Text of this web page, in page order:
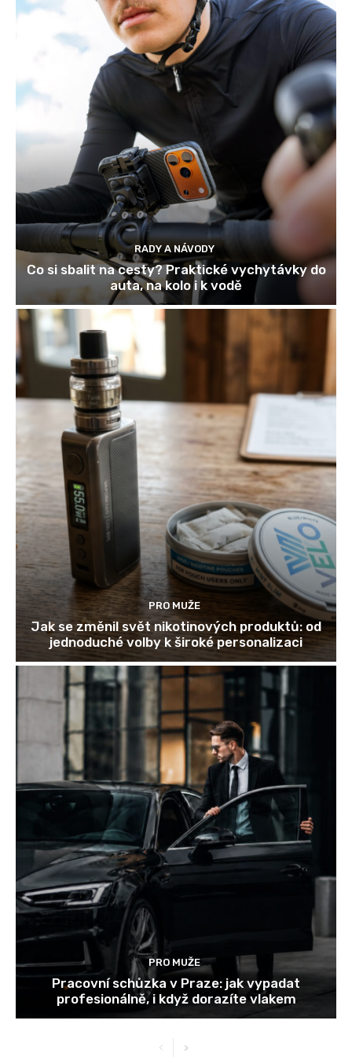
RADY A NÁVODY
Co si sbalit na cesty? Praktické vychytávky do
auta, na kolo i k vodě
PRO MUŽE
Jak se změnil svět nikotinových produktů: od
jednoduché volby k široké personalizaci
PRO MUŽE
Pracovní schůzka v Praze: jak vypadat
profesionálně, i když dorazíte vlakem